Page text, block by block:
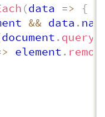
(data =>
{
&& data .
document .
element .